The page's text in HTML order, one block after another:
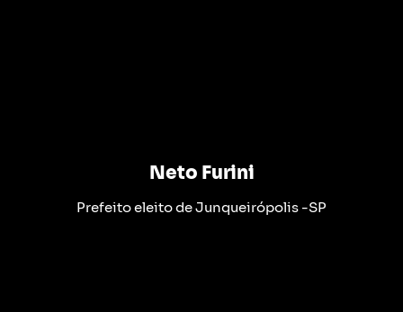
Neto Furini
Prefeito eleito de Junqueirópolis -SP